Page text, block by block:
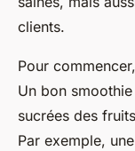
clients.
Pour
Un bon
sucrées des
Par exemple,